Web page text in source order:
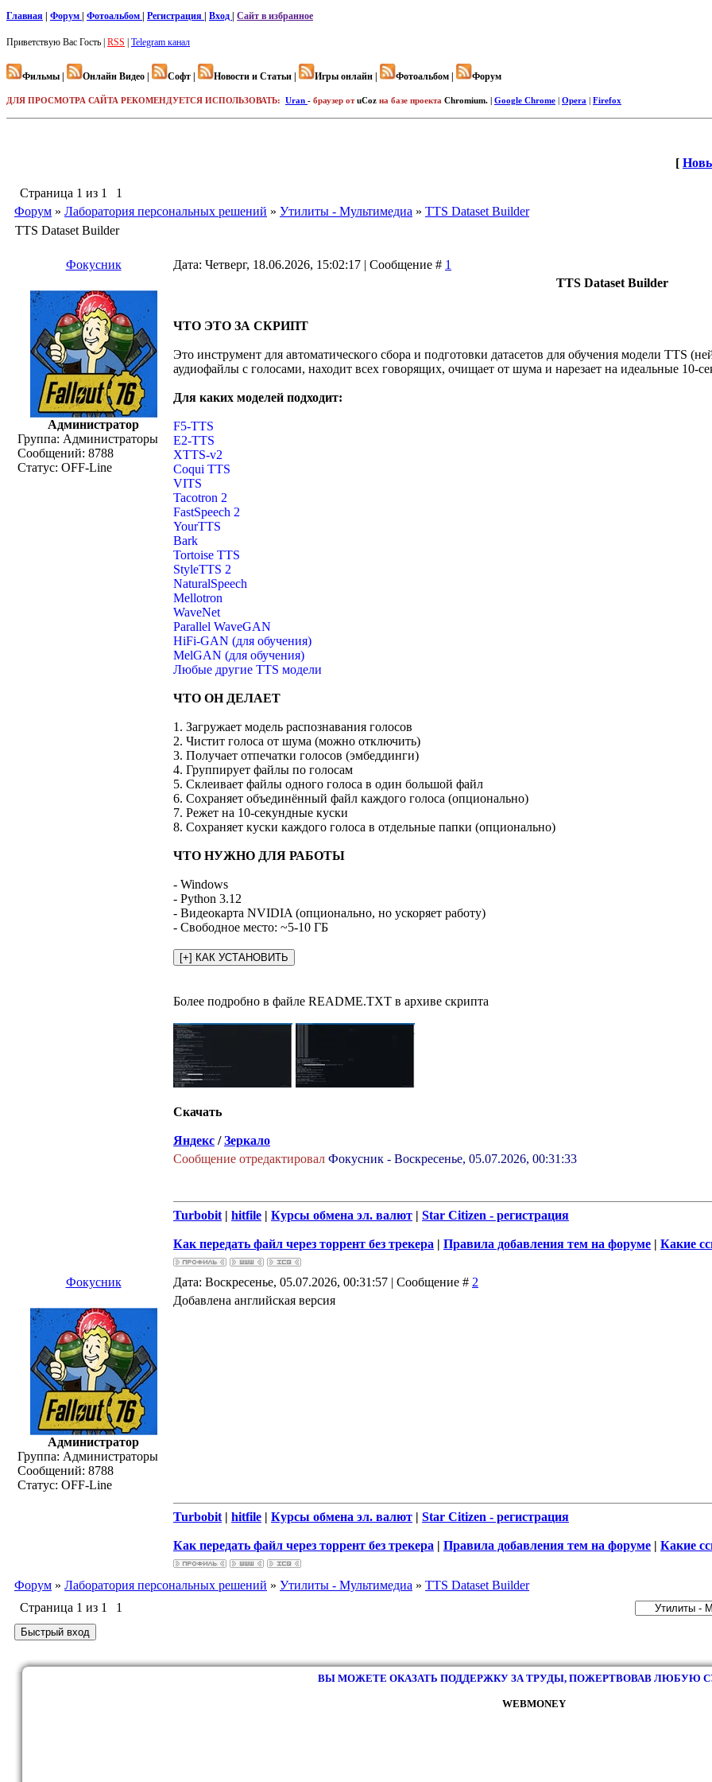
Главная Форум Фотоальбом Регистрация Вход Сайт в избранное
Приветствую Вас Гость | RSS Telegram канал
Фильмы | Онлайн Видео | Софт | Новости и Статьи | Игры онлайн | Фотоальбом | Форум
ДЛЯ ПРОСМОТРА САЙТА РЕКОМЕНДУЕТСЯ ИСПОЛЬЗОВАТЬ: Uran - браузер отuCoz на базе проекта Chromium. | Google Chrome | Opera | Firefox
[
Страница 1 из 1
1
Форум » Лаборатория персональных решений » Утилиты - Мультимедиа » TTS Dataset Builder
TTS Dataset Builder
Фокусник Дата: Четверг, 18.06.2026, 15:02:17 | Сообщение # 1
Администратор
Группа: Администраторы
Сообщений: 8788
Статус: OFF-Line
TTS Dataset Builder
ЧТО ЭТО ЗА СКРИПТ
Это инструмент для автоматического сбора и подготовки датасетов для обучения модели TTS
аудиофайлы с голосами, находит всех говорящих, очищает от шума и нарезает на идеальные 10-
Для каких моделей подходит:
F5-TTS
E2-TTS
XTTS-v2
Coqui TTS
VITS
Tacotron 2
FastSpeech 2
YourTTS
Bark
Tortoise TTS
StyleTTS 2
NaturalSpeech
Mellotron
WaveNet
Parallel WaveGAN
HiFi-GAN (для обучения)
MelGAN (для обучения)
Любые другие TTS модели
ЧТО ОН ДЕЛАЕТ
1. Загружает модель распознавания голосов
2. Чистит голоса от шума (можно отключить)
3. Получает отпечатки голосов (эмбеддинги)
4. Группирует файлы по голосам
5. Склеивает файлы одного голоса в один большой файл
6. Сохраняет объединённый файл каждого голоса (опционально)
7. Режет на 10-секундные куски
8. Сохраняет куски каждого голоса в отдельные папки (опционально)
ЧТО НУЖНО ДЛЯ РАБОТЫ
- Windows
- Python 3.12
- Видеокарта NVIDIA (опционально, но ускоряет работу)
- Свободное место: ~5-10 ГБ
Более подробно в файле README.TXT в архиве скрипта
Скачать
Яндекс /Зеркало
Сообщение отредактировал Фокусник - Воскресенье, 05.07.2026, 00:31:33
Turbobit | hitfile | Курсы обмена эл. валют | Star Citizen - регистрация
Как передать файл через торрент без трекера | Правила добавления тем на форуме | Какие
Фокусник Дата: Воскресенье, 05.07.2026, 00:31:57 | Сообщение # 2
Администратор
Группа: Администраторы
Сообщений: 8788
Статус: OFF-Line
Добавлена английская версия
Turbobit | hitfile | Курсы обмена эл. валют | Star Citizen - регистрация
Как передать файл через торрент без трекера | Правила добавления тем на форуме | Какие
Форум » Лаборатория персональных решений » Утилиты - Мультимедиа » TTS Dataset Builder
Страница 1 из 1
1
ВЫ МОЖЕТЕ ОКАЗАТЬ ПОДДЕРЖКУ ЗА ТРУДЫ, ПОЖЕРТВОВАВ ЛЮБУЮ
WEBMONEY